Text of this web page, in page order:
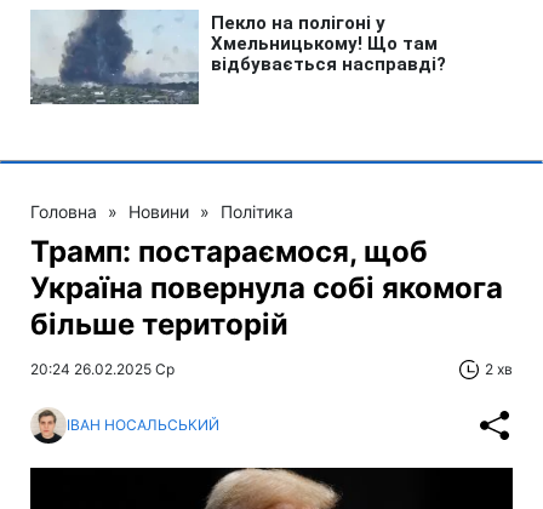
Головна » Новини » Політика
Трамп: постараємося, щоб
Україна повернула собі якомога
більше територій
20:24 26.02.2025 Ср 2 хв
ІВАН НОСАЛЬСЬКИЙ